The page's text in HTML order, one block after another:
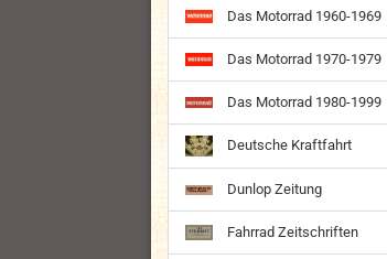
Das Motorrad 1960-1969
Das Motorrad 1970-1979
Das Motorrad 1980-1999
Deutsche Kraftfahrt
Dunlop Zeitung
Fahrrad Zeitschriften